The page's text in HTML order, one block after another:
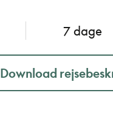
7 dage
Download